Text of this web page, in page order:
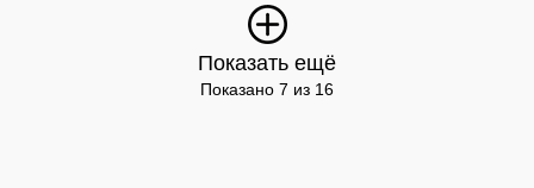
Показать ещё
Показано 7 из 16